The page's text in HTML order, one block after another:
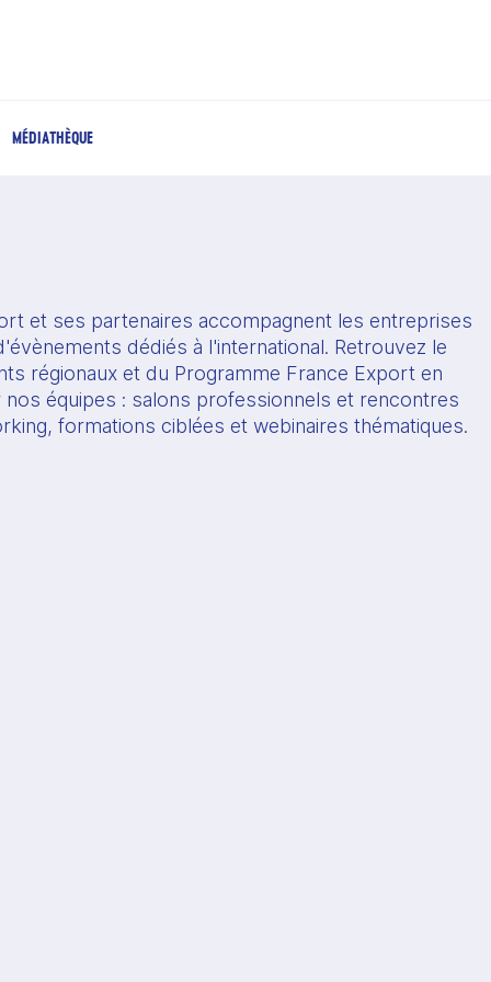
MÉDIATHÈQUE
et ses partenaires accompagnent les entreprises
dédiés à l'international. Retrouvez le
régionaux et du Programme France Export en
équipes : salons professionnels et rencontres
formations ciblées et webinaires thématiques.